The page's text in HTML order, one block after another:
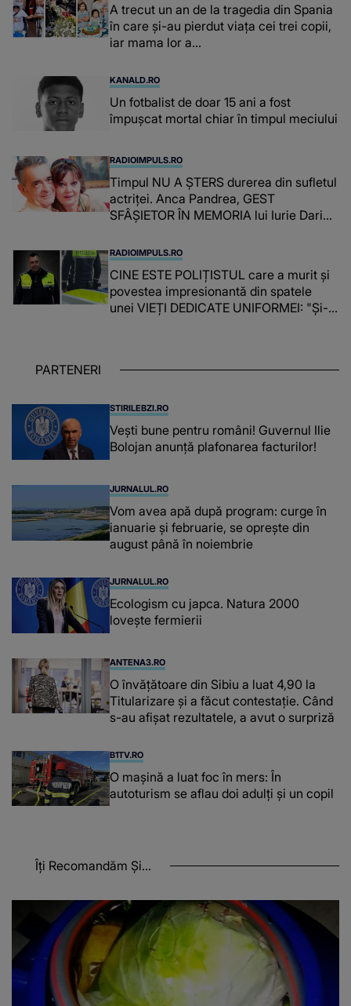
A trecut un an de la tragedia din Spania
în care și-au pierdut viața cei trei copii,
iar mama lor a…
KANALD.RO
Un fotbalist de doar 15 ani a fost
împușcat mortal chiar în timpul meciului
RADIOIMPULS.RO
Timpul NU A ȘTERS durerea din sufletul
actriței. Anca Pandrea, GEST
SFÂȘIETOR ÎN MEMORIA lui Iurie Darie:
timpul parcă..."
RADIOIMPULS.RO
CINE ESTE POLIȚISTUL care a murit și
povestea impresionantă din spatele
unei VIEȚI DEDICATE UNIFORMEI: "Și-a
PARTENERI
STIRILEBZI.RO
Vești bune pentru români! Guvernul Ilie
Bolojan anunță plafonarea facturilor!
JURNALUL.RO
Vom avea apă după program: curge în
ianuarie și februarie, se oprește din
august până în noiembrie
JURNALUL.RO
Ecologism cu japca. Natura 2000
lovește fermierii
ANTENA3.RO
O învățătoare din Sibiu a luat 4,90 la
Titularizare și a făcut contestație. Când
s-au afișat rezultatele, a avut o surpriză
B1TV.RO
O maşină a luat foc în mers: În
autoturism se aflau doi adulți și un copil
Îți Recomandăm Și...